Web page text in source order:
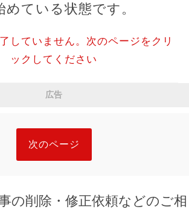
めている状態です。
していません。次のページをクリ
ックしてください
広告
次のページ
事の削除・修正依頼などのご相